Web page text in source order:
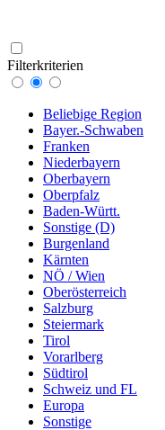
Filterkriterien
Beliebige Region
Bayer.-Schwaben
Franken
Niederbayern
Oberbayern
Oberpfalz
Baden-Württ.
Sonstige (D)
Burgenland
Kärnten
NÖ / Wien
Oberösterreich
Salzburg
Steiermark
Tirol
Vorarlberg
Südtirol
Schweiz und FL
Europa
Sonstige